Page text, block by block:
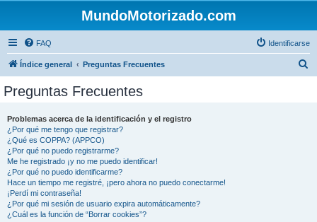
MundoMotorizado.com
FAQ Identificarse
Índice general Preguntas Frecuentes
Preguntas Frecuentes
Problemas acerca de la identificación y el registro
¿Por qué me tengo que registrar?
¿Qué es COPPA? (APPCO)
¿Por qué no puedo registrarme?
Me he registrado ¡y no me puedo identificar!
¿Por qué no puedo identificarme?
Hace un tiempo me registré, ¡pero ahora no puedo conectarme!
¡Perdí mi contraseña!
¿Por qué mi sesión de usuario expira automáticamente?
¿Cuál es la función de “Borrar cookies”?